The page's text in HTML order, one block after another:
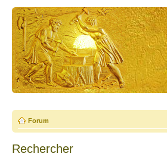
Forum
Rechercher